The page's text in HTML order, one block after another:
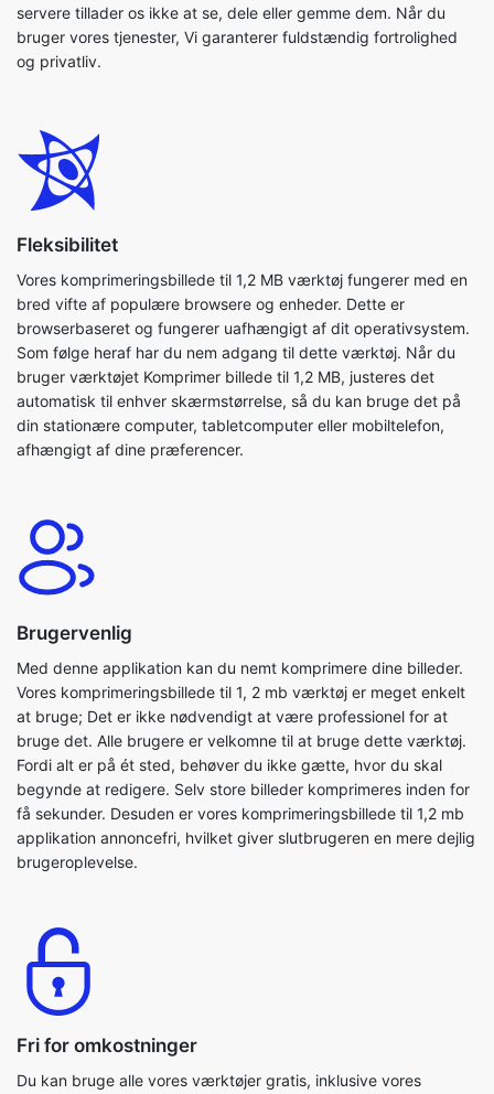
Fleksibilitet
Vores komprimeringsbillede til 1,2 MB værktøj fungerer med en
bred vifte af populære browsere og enheder. Dette er
Som følge heraf har du nem adgang til dette værktøj. Når du
bruger værktøjet Komprimer billede til 1,2 MB, justeres det
automatisk til enhver skærmstørrelse, så du kan bruge det på
din stationære computer, tabletcomputer eller mobiltelefon,
afhængigt af dine præferencer.
Brugervenlig
Med denne applikation kan du nemt komprimere dine billeder.
Vores komprimeringsbillede til 1, 2 mb værktøj er meget enkelt
bruge det. Alle brugere er velkomne til at bruge dette værktøj.
Fordi alt er på ét sted, behøver du ikke gætte, hvor du skal
begynde at redigere. Selv store billeder komprimeres inden for
få sekunder. Desuden er vores komprimeringsbillede til 1,2 mb
applikation annoncefri, hvilket giver slutbrugeren en mere dejlig
brugeroplevelse.
Fri for omkostninger
Du kan bruge alle vores værktøjer gratis, inklusive vores
komprimeringsbillede til 400kb værktøj. Du kan frit og nemt
værktøj. Dette program er også OS-agnostisk. Du behøver ikke
at registrere eller logge ind for at bruge komprimeringsbilledet